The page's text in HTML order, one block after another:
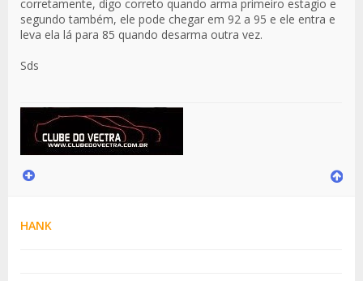
corretamente, digo correto quando arma primeiro estagio e
segundo também, ele pode chegar em 92 a 95 e ele entra e
leva ela lá para 85 quando desarma outra vez.
Sds
HANK